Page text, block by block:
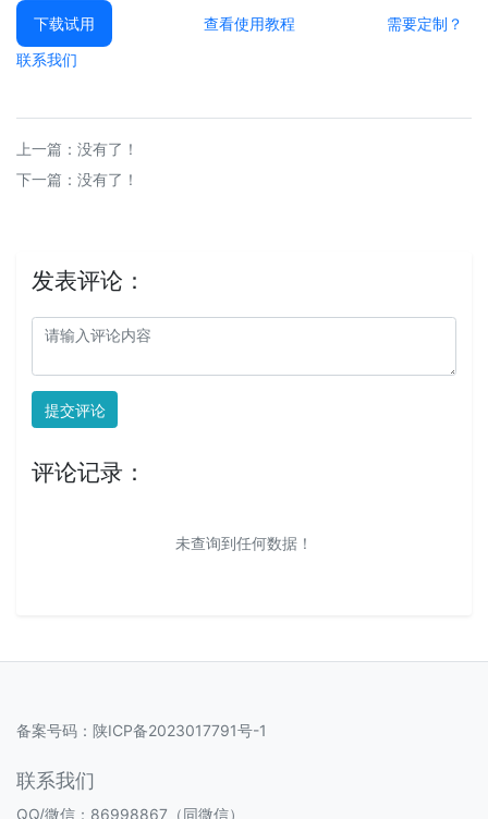
下载试用 查看使用教程
需要定制？
联系我们
上一篇：没有了！
下一篇：没有了！
发表评论：
提交评论
评论记录：
未查询到任何数据！
备案号码： 陕ICP备2023017791号-1
联系我们
QQ/微信：86998867（同微信）